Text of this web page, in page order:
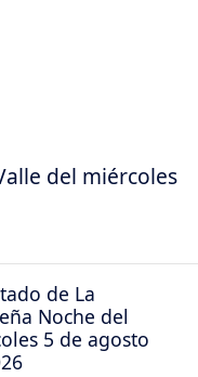
del miércoles
de La
Noche del
5 de agosto